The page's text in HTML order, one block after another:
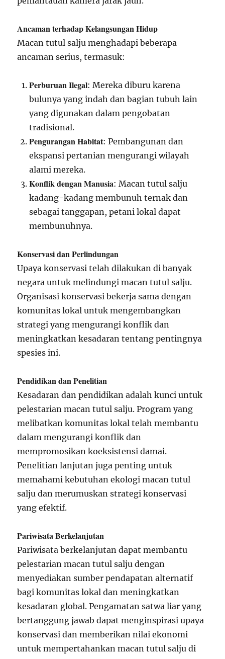
Ancaman terhadap Kelangsungan Hidup
Macan tutul salju menghadapi beberapa
ancaman serius, termasuk:
Perburuan Ilegal: Mereka diburu karena
bulunya yang indah dan bagian tubuh lain
yang digunakan dalam pengobatan
tradisional.
Pengurangan Habitat: Pembangunan dan
ekspansi pertanian mengurangi wilayah
alami mereka.
Konflik dengan Manusia: Macan tutul salju
kadang-kadang membunuh ternak dan
sebagai tanggapan, petani lokal dapat
membunuhnya.
Konservasi dan Perlindungan
Upaya konservasi telah dilakukan di banyak
negara untuk melindungi macan tutul salju.
Organisasi konservasi bekerja sama dengan
komunitas lokal untuk mengembangkan
strategi yang mengurangi konflik dan
meningkatkan kesadaran tentang pentingnya
spesies ini.
Pendidikan dan Penelitian
Kesadaran dan pendidikan adalah kunci untuk
pelestarian macan tutul salju. Program yang
melibatkan komunitas lokal telah membantu
dalam mengurangi konflik dan
mempromosikan koeksistensi damai.
Penelitian lanjutan juga penting untuk
memahami kebutuhan ekologi macan tutul
salju dan merumuskan strategi konservasi
yang efektif.
Pariwisata Berkelanjutan
Pariwisata berkelanjutan dapat membantu
pelestarian macan tutul salju dengan
menyediakan sumber pendapatan alternatif
bagi komunitas lokal dan meningkatkan
kesadaran global. Pengamatan satwa liar yang
bertanggung jawab dapat menginspirasi upaya
konservasi dan memberikan nilai ekonomi
untuk mempertahankan macan tutul salju di